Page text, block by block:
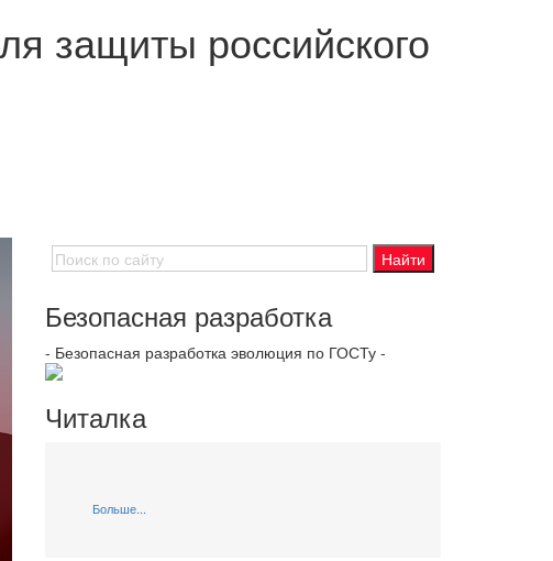
защиты российского
Безопасная разработка
- Безопасная разработка эволюция по ГОСТу -
Читалка
Больше...